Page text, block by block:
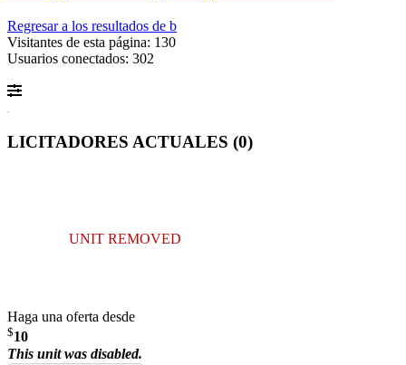
Regresar a los resultados de b
Visitantes de esta página: 130
Usuarios conectados: 302
LICITADORES ACTUALES (0)
UNIT REMOVED
Haga una oferta desde
$10
This unit was disabled.